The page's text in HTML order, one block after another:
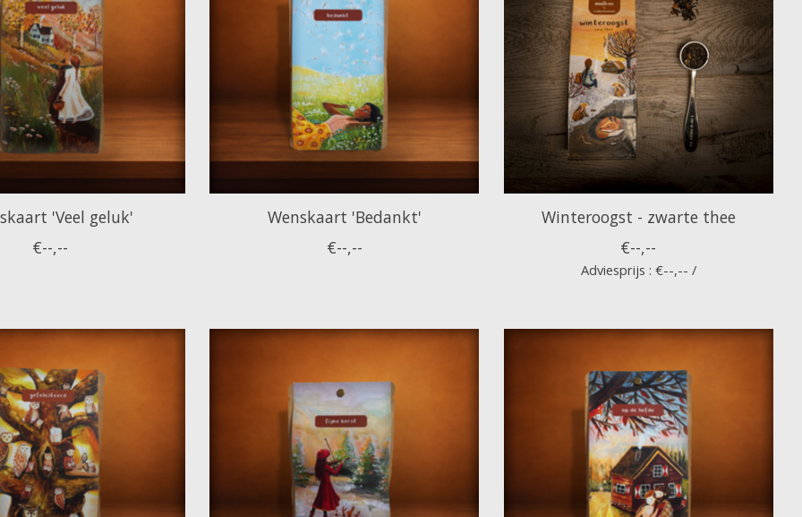
'Veel geluk'
€--,--
Wenskaart 'Bedankt'
€--,--
Winteroogst - zwarte thee
€--,--
Adviesprijs : €--,-- /